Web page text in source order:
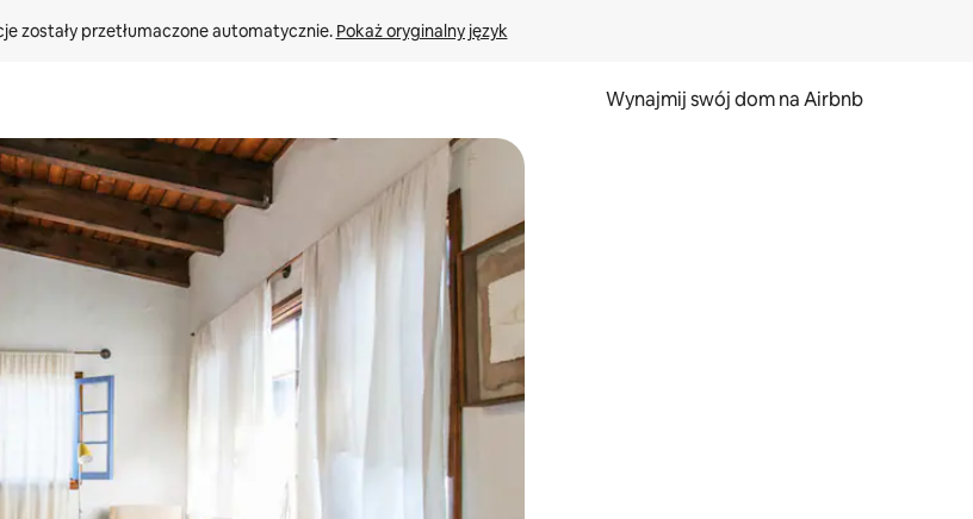
zostały przetłumaczone automatycznie. Pokaż oryginalny język
Wynajmij swój dom na Airbnb
klawiszy strzałek w górę i w dół lub przeglądać je za pomocą gestów dotykowych lub przesuwania.